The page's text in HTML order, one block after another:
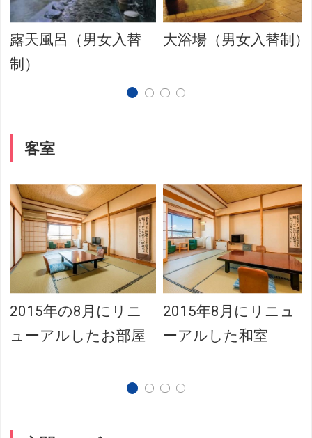
露天風呂（男女入替
制）
大浴場（男女入替制）
客室
2015年の8月にリニ
ューアルしたお部屋
2015年8月にリニュ
ーアルした和室